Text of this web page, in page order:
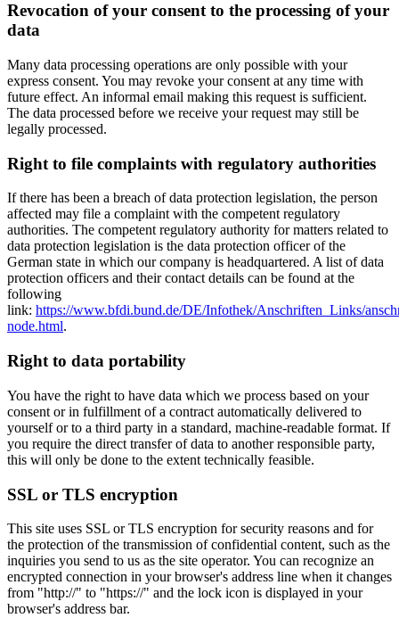
Revocation of your consent to the processing of your
data
Many data processing operations are only possible with your
express consent. You may revoke your consent at any time with
future effect. An informal email making this request is sufficient.
The data processed before we receive your request may still be
legally processed.
Right to file complaints with regulatory authorities
If there has been a breach of data protection legislation, the person
affected may file a complaint with the competent regulatory
authorities. The competent regulatory authority for matters related to
data protection legislation is the data protection officer of the
German state in which our company is headquartered. A list of data
protection officers and their contact details can be found at the
following
link: https://www.bfdi.bund.de/DE/Infothek/Anschriften_Links/
node.html.
Right to data portability
You have the right to have data which we process based on your
consent or in fulfillment of a contract automatically delivered to
yourself or to a third party in a standard, machine-readable format. If
you require the direct transfer of data to another responsible party,
this will only be done to the extent technically feasible.
SSL or TLS encryption
This site uses SSL or TLS encryption for security reasons and for
the protection of the transmission of confidential content, such as the
inquiries you send to us as the site operator. You can recognize an
encrypted connection in your browser's address line when it changes
from "http://" to "https://" and the lock icon is displayed in your
browser's address bar.